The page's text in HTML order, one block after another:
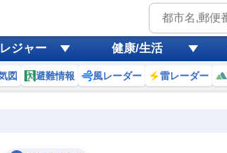
ジャー 健康/生活
図 避難情報 風レーダー 雷レーダー